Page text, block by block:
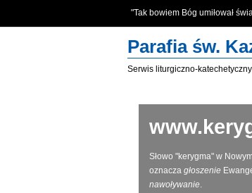
"Tak bowiem Bóg umiłował
Parafia św.
Serwis liturgiczno-katechetyczny
Słowo "kerygma" w
oznacza głoszenie
nawoływanie.